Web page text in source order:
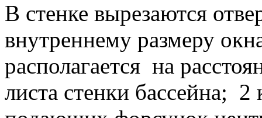
В стенке вырезаются
внутреннему размеру
располагается на
листа стенки бассейна;